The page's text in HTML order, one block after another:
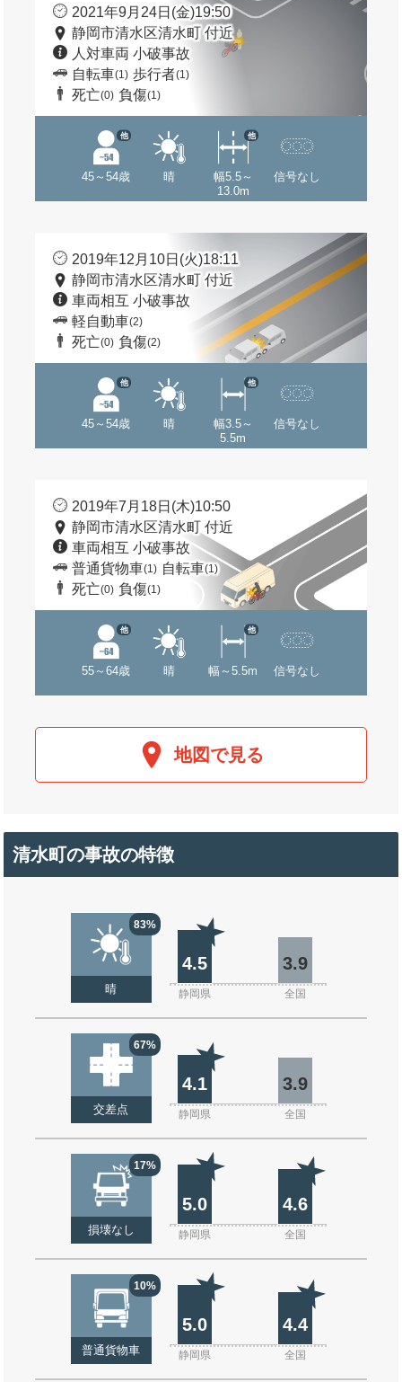
2021年9月24日(金)19:50
静岡市清水区清水町 付近
人対車両 小破事故
自転車(1) 歩行者(1)
死亡(0) 負傷(1)
45～54歳
他
晴
幅5.5～
13.0m
他
信号なし
2019年12月10日(火)18:11
静岡市清水区清水町 付近
車両相互 小破事故
軽自動車(2)
死亡(0) 負傷(2)
45～54歳
他
晴
幅3.5～
5.5m
他
信号なし
2019年7月18日(木)10:50
静岡市清水区清水町 付近
車両相互 小破事故
普通貨物車(1) 自転車(1)
死亡(0) 負傷(1)
55～64歳
他
晴 幅～5.5m
他
信号なし
地図で見る
清水町の事故の特徴
83%
晴
4.5 3.9
静岡県 全国
67%
交差点
4.1 3.9
静岡県 全国
17%
損壊なし
5.0 4.6
静岡県 全国
10%
普通貨物車
5.0 4.4
静岡県 全国